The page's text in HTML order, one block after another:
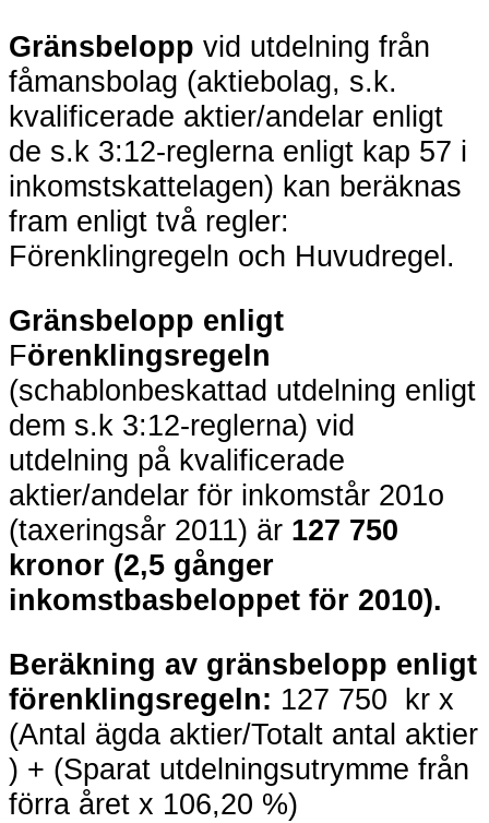
Gränsbelopp vid utdelning från
fåmansbolag (aktiebolag, s.k.
kvalificerade aktier/andelar enligt
de s.k 3:12-reglerna enligt kap 57 i
inkomstskattelagen) kan beräknas
fram enligt två regler:
Förenklingregeln och Huvudregel.
Gränsbelopp enligt
Förenklingsregeln
(schablonbeskattad utdelning enligt
dem s.k 3:12-reglerna) vid
utdelning på kvalificerade
aktier/andelar för inkomstår 201o
(taxeringsår 2011) är 127 750
kronor (2,5 gånger
inkomstbasbeloppet för 2010).
Beräkning av gränsbelopp enligt
förenklingsregeln: 127 750 kr x
(Antal ägda aktier/Totalt antal aktier
) + (Sparat utdelningsutrymme från
förra året x 106,20 %)